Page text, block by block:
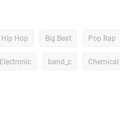
Hip Hop Big Beat Pop Rap
Electronic band_c